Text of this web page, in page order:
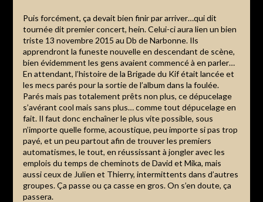
Puis forcément, ça devait bien finir par arriver…qui dit
tournée dit premier concert, hein. Celui-ci aura lien un bien
triste 13 novembre 2015 au Db de Narbonne. Ils
apprendront la funeste nouvelle en descendant de scène,
bien évidemment les gens avaient commencé à en parler…
En attendant, l’histoire de la Brigade du Kif était lancée et
les mecs parés pour la sortie de l’album dans la foulée.
Parés mais pas totalement prêts non plus, ce dépucelage
s’avérant cool mais sans plus… comme tout dépucelage en
fait. Il faut donc enchaîner le plus vite possible, sous
n’importe quelle forme, acoustique, peu importe si pas trop
payé, et un peu partout afin de trouver les premiers
automatismes, le tout, en réussissant à jongler avec les
emplois du temps de cheminots de David et Mika, mais
aussi ceux de Julien et Thierry, intermittents dans d’autres
groupes. Ça passe ou ça casse en gros. On s’en doute, ça
passera.